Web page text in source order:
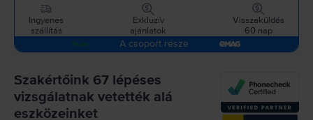
Ingyenes
szállítás
Exkluzív
ajánlatok
Visszaküldés
60 nap
A csoport része
Szakértőink 67 lépéses
vizsgálatnak vetették alá
eszközeinket